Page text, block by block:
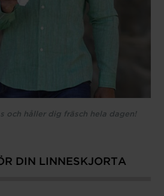
och håller dig fräsch hela dagen!
DIN LINNESKJORTA